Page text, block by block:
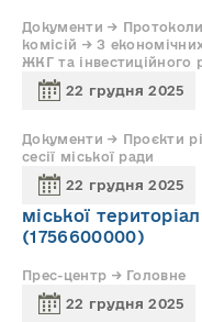
Документи →
комісій → З
ЖКГ та інвестиційного
22 грудня 2025
Документи → Проєкти
сесії міської ради
22 грудня 2025
міської
(1756600000)
Прес-центр → Головне
22 грудня 2025